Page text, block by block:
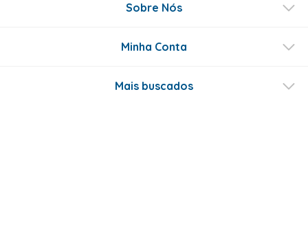
Sobre Nós
Minha Conta
Mais buscados